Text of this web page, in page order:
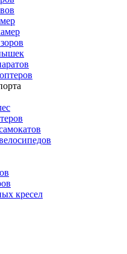
кресел